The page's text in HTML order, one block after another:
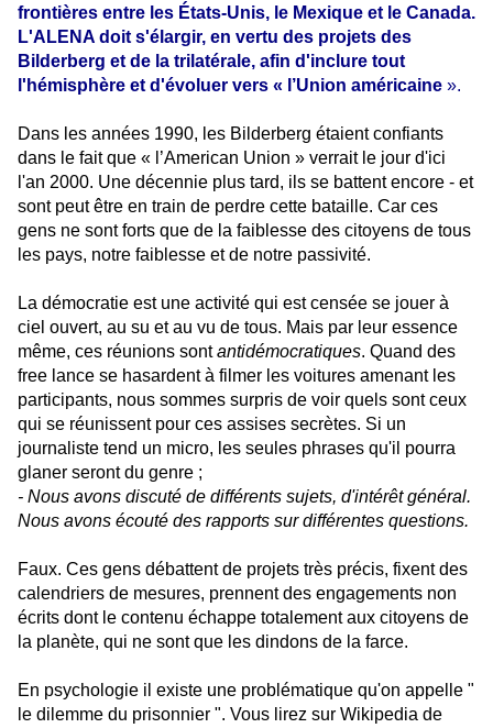
frontières entre les États-Unis, le Mexique et le Canada.
L'ALENA doit s'élargir, en vertu des projets des
Bilderberg et de la trilatérale, afin d'inclure tout
l'hémisphère et d'évoluer vers « l’Union américaine ».
Dans les années 1990, les Bilderberg étaient confiants
dans le fait que « l’American Union » verrait le jour d'ici
l'an 2000. Une décennie plus tard, ils se battent encore - et
sont peut être en train de perdre cette bataille. Car ces
gens ne sont forts que de la faiblesse des citoyens de tous
les pays, notre faiblesse et de notre passivité.
La démocratie est une activité qui est censée se jouer à
ciel ouvert, au su et au vu de tous. Mais par leur essence
même, ces réunions sontantidémocratiques. Quand des
free lance se hasardent à filmer les voitures amenant les
participants, nous sommes surpris de voir quels sont ceux
qui se réunissent pour ces assises secrètes. Si un
journaliste tend un micro, les seules phrases qu'il pourra
glaner seront du genre ;
- Nous avons discuté de différents sujets, d'intérêt général.
Nous avons écouté des rapports sur différentes questions.
Faux. Ces gens débattent de projets très précis, fixent des
calendriers de mesures, prennent des engagements non
écrits dont le contenu échappe totalement aux citoyens de
la planète, qui ne sont que les dindons de la farce.
En psychologie il existe une problématique qu'on appelle "
le dilemme du prisonnier ". Vous lirez sur Wikipedia de